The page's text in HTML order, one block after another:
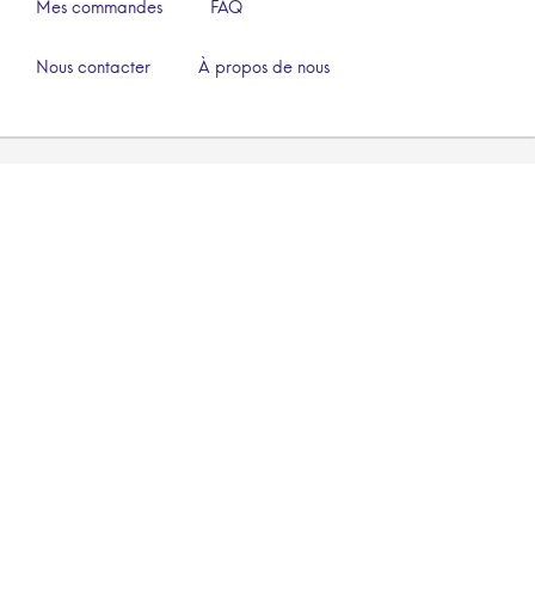
Mes commandes FAQ
Nous contacter À propos de nous